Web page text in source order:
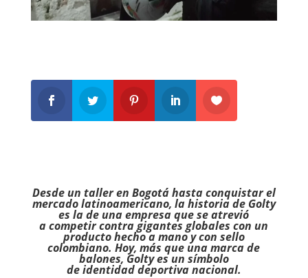
Desde un taller en Bogotá hasta conquistar el
mercado latinoamericano, la historia de Golty
es la de una empresa que se atrevió
a competir contra gigantes globales con un
producto hecho a mano y con sello
colombiano. Hoy, más que una marca de
balones, Golty es un símbolo
de identidad deportiva nacional.